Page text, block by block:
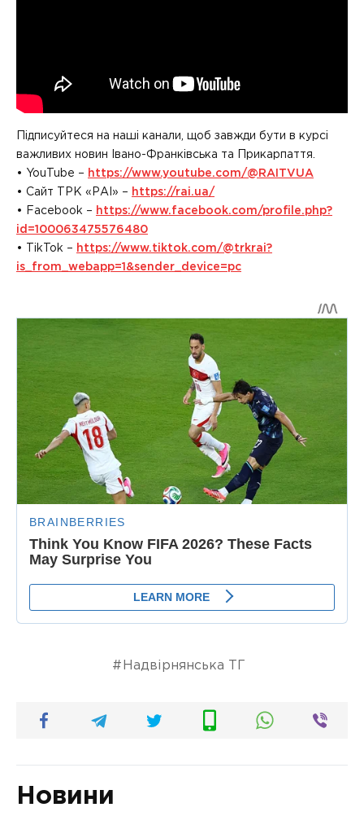
Підписуйтеся на наші канали, щоб завжди бути в курсі
важливих новин Івано-Франківська та Прикарпаття.
• YouTube – https://www.youtube.com/@RAITVUA
• Сайт ТРК «РАІ» – https://rai.ua/
• Facebook – https://www.facebook.com/profile.php?
id=100063475576480
• TikTok – https://www.tiktok.com/@trkrai?
is_from_webapp=1&sender_device=pc
Надвірнянська ТГ
Новини